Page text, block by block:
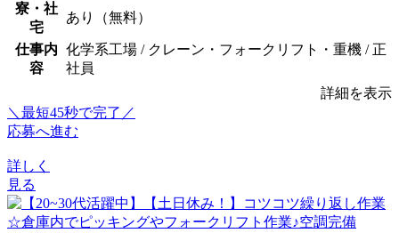
寮・社
宅
あり（無料）
仕事内
容
化学系工場 / クレーン・フォークリフト・重機 / 正
社員
詳細を表示
＼最短45秒で完了／
応募へ進む
詳しく
見る